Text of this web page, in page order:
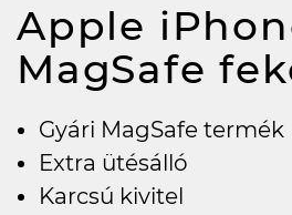
Apple
MagSafe
Gyári MagSafe termék
Extra ütésálló
Karcsú kivitel